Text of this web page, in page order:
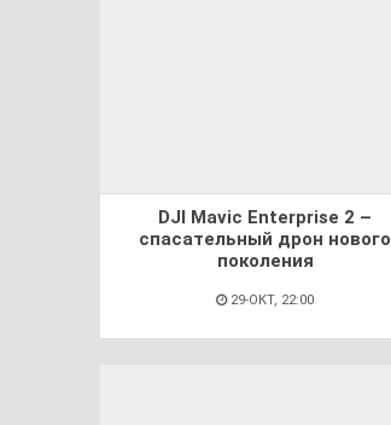
DJI Mavic Enterprise 2 –
спасательный дрон нового
поколения
29-ОКТ, 22:00